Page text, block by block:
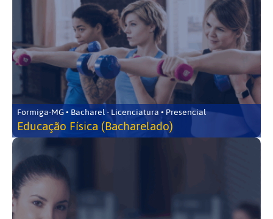
Formiga-MG • Bacharel - Licenciatura • Presencial
Educação Física (Bacharelado)